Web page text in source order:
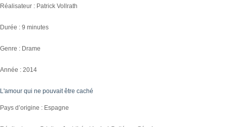
Réalisateur : Patrick Vollrath
Durée : 9 minutes
Genre : Drame
Année : 2014
L'amour qui ne pouvait être caché
Pays d’origine : Espagne